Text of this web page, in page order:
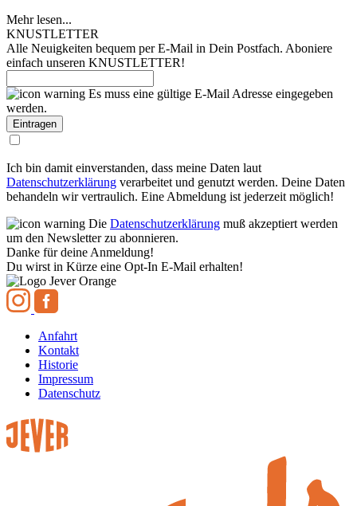
Mehr lesen...
KNUSTLETTER
Alle Neuigkeiten bequem per E-Mail in Dein Postfach. Aboniere
einfach unseren KNUSTLETTER!
Es muss eine gültige E-Mail Adresse eingegeben
werden.
Ich bin damit einverstanden, dass meine Daten laut
Datenschutzerklärung verarbeitet und genutzt werden. Deine Daten
behandeln wir vertraulich. Eine Abmeldung ist jederzeit möglich!
Die Datenschutzerklärung muß akzeptiert werden
um den Newsletter zu abonnieren.
Danke für deine Anmeldung!
Du wirst in Kürze eine Opt-In E-Mail erhalten!
Anfahrt
Kontakt
Historie
Impressum
Datenschutz